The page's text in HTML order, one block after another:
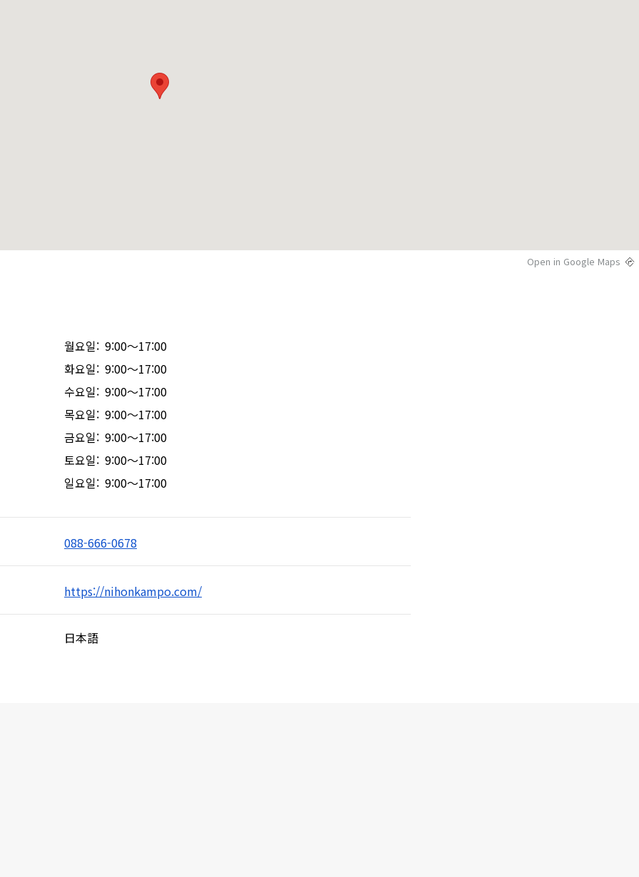
Open in Google Maps
월요일: 9:00～17:00
화요일: 9:00～17:00
수요일: 9:00～17:00
목요일: 9:00～17:00
금요일: 9:00～17:00
토요일: 9:00～17:00
일요일: 9:00～17:00
088-666-0678
https://nihonkampo.com/
日本語